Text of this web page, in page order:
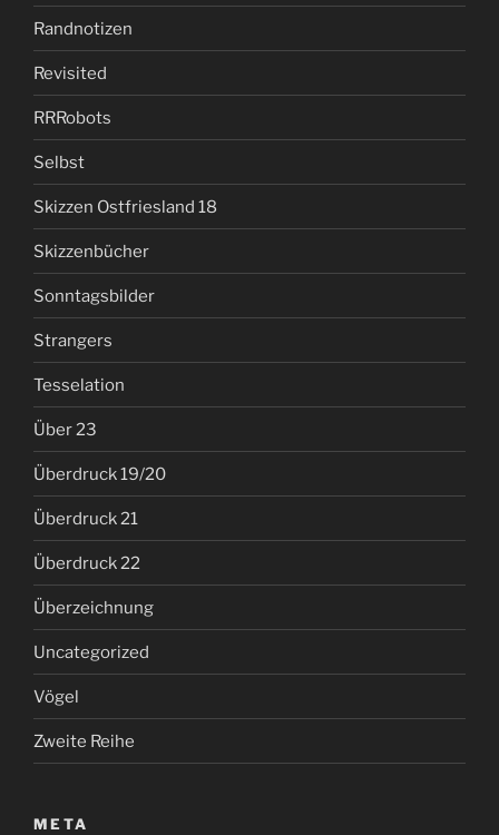
Randnotizen
Revisited
RRRobots
Selbst
Skizzen Ostfriesland 18
Skizzenbücher
Sonntagsbilder
Strangers
Tesselation
Über 23
Überdruck 19/20
Überdruck 21
Überdruck 22
Überzeichnung
Uncategorized
Vögel
Zweite Reihe
META